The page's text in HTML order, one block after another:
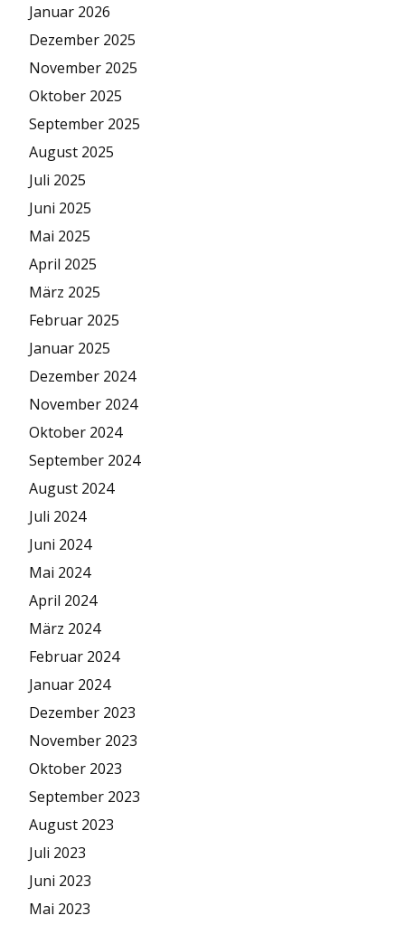
Januar 2026
Dezember 2025
November 2025
Oktober 2025
September 2025
August 2025
Juli 2025
Juni 2025
Mai 2025
April 2025
März 2025
Februar 2025
Januar 2025
Dezember 2024
November 2024
Oktober 2024
September 2024
August 2024
Juli 2024
Juni 2024
Mai 2024
April 2024
März 2024
Februar 2024
Januar 2024
Dezember 2023
November 2023
Oktober 2023
September 2023
August 2023
Juli 2023
Juni 2023
Mai 2023